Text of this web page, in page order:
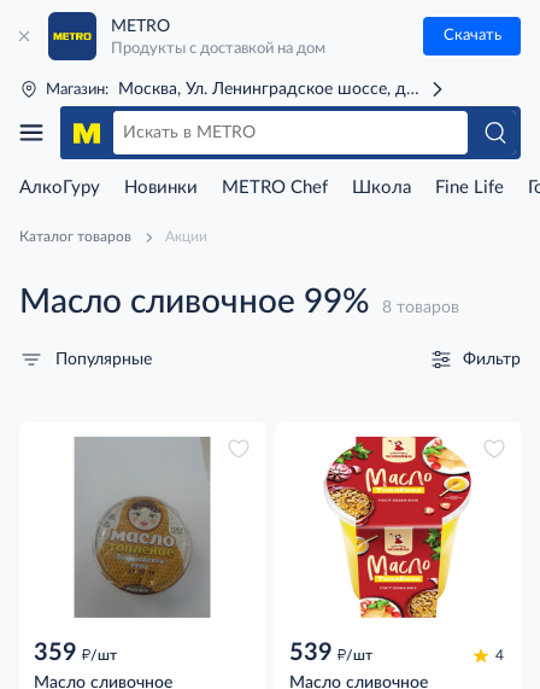
METRO
Продукты с доставкой на дом
Скачать
Магазин: Москва, Ул. Ленинградское шоссе, д. 71Г (м. Речной
АлкоГуру Новинки METRO Chef Школа Fine Life
Каталог товаров Акции
Масло сливочное 99% 8 товаров
Популярные Фильтр
359 д/шт
Масло сливочное
539 д/шт 4
Масло сливочное